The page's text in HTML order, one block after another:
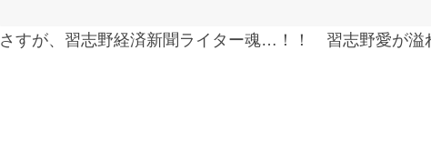
さすが、習志野経済新聞ライター魂…！！ 習志野愛が溢